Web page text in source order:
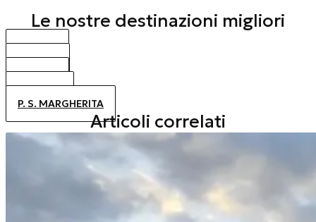
Le nostre destinazioni migliori
BIBIONE
CAORLE
JESOLO
ALTANEA
P. S. MARGHERITA
Articoli correlati